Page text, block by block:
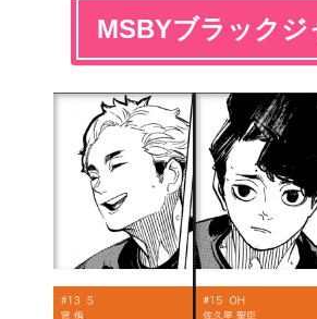
MSBYブラックジ